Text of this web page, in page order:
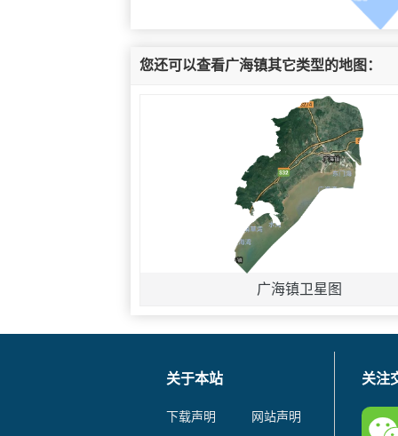
您还可以查看广海镇其它类型的地图：
广海镇卫星图
关于本站
下载声明
网站声明
关注